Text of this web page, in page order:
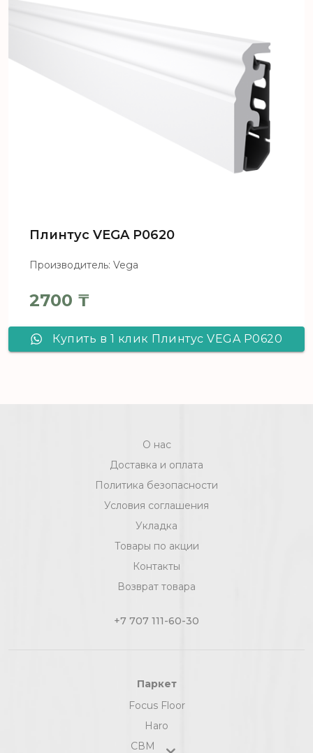
Плинтус VEGA Р0620
Производитель: Vega
2700 ₸
Купить в 1 клик Плинтус VEGA Р0620
О нас
Доставка и оплата
Политика безопасности
Условия соглашения
Укладка
Товары по акции
Контакты
Возврат товара
+7 707 111-60-30
Паркет
Focus Floor
Haro
СВМ